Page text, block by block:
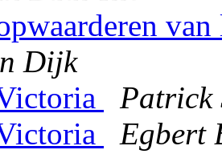
Dijk
Patrick
Egbert